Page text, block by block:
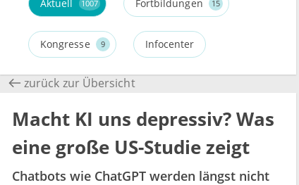
Aktuell 1007 Fortbildungen 15
Kongresse 9 Infocenter
zurück zur Übersicht
Macht KI uns depressiv? Was
eine große US-Studie zeigt
Chatbots wie ChatGPT werden längst nicht